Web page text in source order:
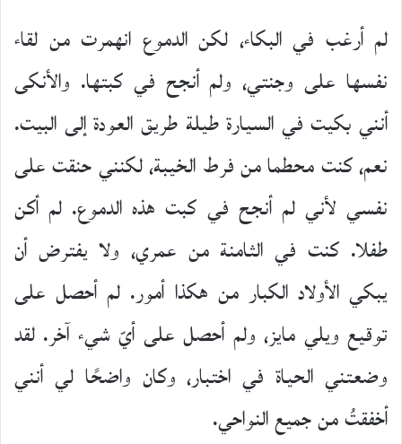
لم أرغب في البكاء، لكن الدموع انهمرت من لقاء
نفسها على وجنتي، ولم أنجح في كبتها. والأنكى
أنني بكيت في السيارة طيلة طريق العودة إلى البيت.
نعم، كنت محطما من فرط الخيبة، لكنني حنقت على
نفسي لأني لم أنجح في كبت هذه الدموع. لم أكن
طفلا. كنت في الثامنة من عمري، ولا يفترض أن
يبكي الأولاد الكبار من هكذا أمور. لم أحصل على
توقيع ويلي مايز، ولم أحصل على أيّ شيء آخر. لقد
وضعتني الحياة في اختبار، وكان واضحًا لي أنني
أخفقتُ من جميع النواحي.